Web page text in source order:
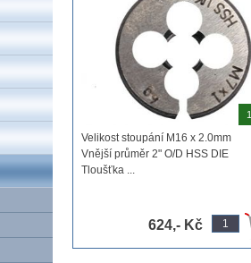
Velikost stoupání M16 x 2.0mm
Vnější průměr 2" O/D HSS DIE
Tloušťka ...
624,- Kč